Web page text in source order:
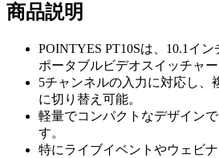
商品説明
POINTYES PT10Sは、10.1イ
ポータブルビデオスイッチャー
5チャンネルの入力に対応し、
に切り替え可能。
軽量でコンパクトなデザイン
す。
特にライブイベントやウェビ